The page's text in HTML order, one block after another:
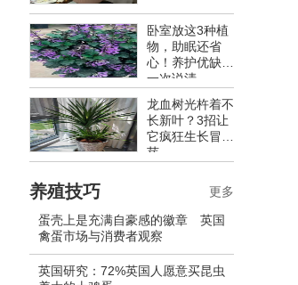
卧室放这3种植
物，助眠还省
心！养护优缺点
一次说清
龙血树光杵着不
长新叶？3招让
它疯狂生长冒新
芽
养殖技巧
蛋壳上是充满自豪感的徽章 英国
禽蛋市场与消费者观察
英国研究：72%英国人愿意买昆虫
更多